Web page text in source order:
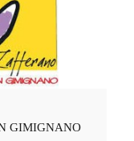
GIMIGNANO